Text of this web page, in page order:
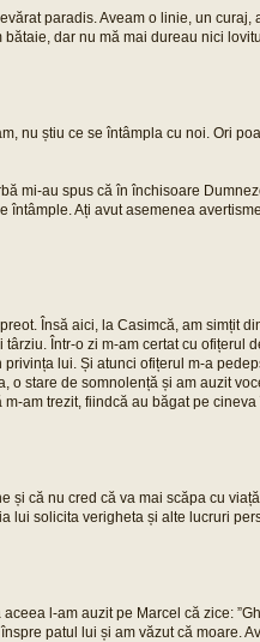
paradis. Aveam o linie, un curaj,
dar nu mă mai dureau nici
nu știu ce se întâmpla cu noi. Ori
mi-au spus că în închisoare
întâmple. Ați avut asemenea
Însă aici, la Casimcă, am simțit
Într-o zi m-am certat cu ofițerul
lui. Și atunci ofițerul m-a
o stare de somnolență și am auzit
am trezit, fiindcă au băgat pe
și că nu cred că va mai scăpa cu
lui solicita verigheta și alte lucruri
l-am auzit pe Marcel că zice:
patul lui și am văzut că moare.